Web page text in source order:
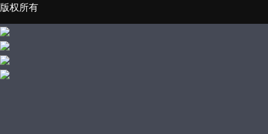
版权所有